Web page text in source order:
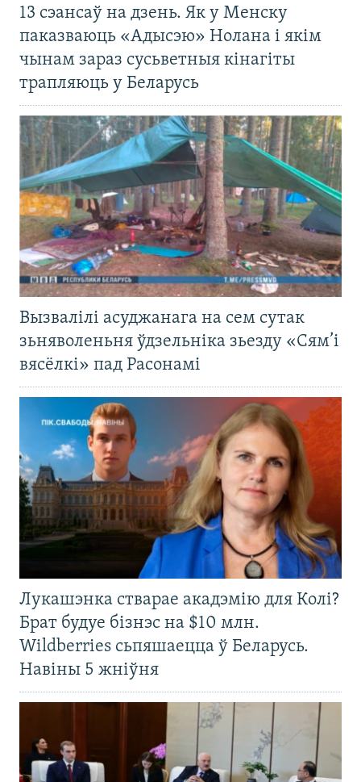
13 сэансаў на дзень. Як у Менску
паказваюць «Адысэю» Нолана і якім
чынам зараз сусьветныя кінагіты
трапляюць у Беларусь
Вызвалілі асуджанага на сем сутак
зьняволеньня ўдзельніка зьезду «Сям’і
вясёлкі» пад Расонамі
Лукашэнка стварае акадэмію для Колі?
Брат будуе бізнэс на $10 млн.
Wildberries сьпяшаецца ў Беларусь.
Навіны 5 жніўня